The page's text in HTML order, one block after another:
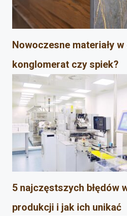
Nowoczesne materiały
konglomerat czy spiek?
5 najczęstszych błędów
produkcji i jak ich unikać